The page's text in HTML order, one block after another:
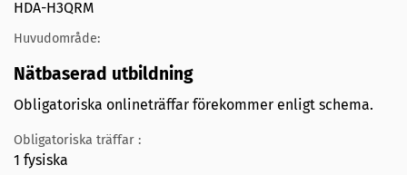
HDA-H3QRM
Huvudområde:
Nätbaserad utbildning
Obligatoriska onlineträffar förekommer enligt schema.
Obligatoriska träffar :
1 fysiska